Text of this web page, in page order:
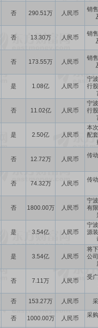
否 290.51万 人民币
销
否 13.30万 人民币
销
否 173.55万 人民币
销
是 1.08亿 人民币
宁
行
否 11.02亿 人民币
宁
行
是 2.50亿 人民币
本
配
否 12.72万 人民币
传
否 74.32万 人民币
传
否 1800.00万 人民币
宁
有
是 3.54亿 人民币
宁
源
是 3.54亿 人民币
将
公
否 7.11万 人民币
受
否 153.27万 人民币
否 1000.00万 人民币
采